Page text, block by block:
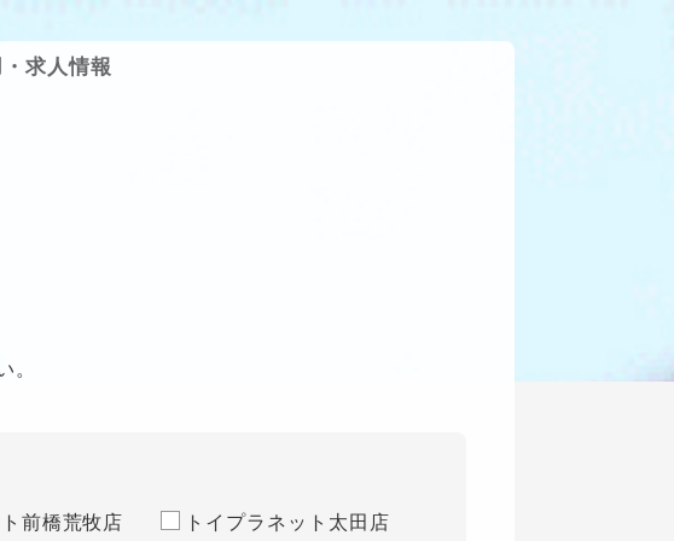
求人情報
。
前橋荒牧店 トイプラネット太田店